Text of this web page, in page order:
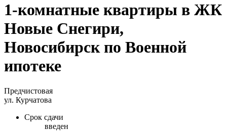
1-комнатные квартиры в ЖК
Новые Снегири,
Новосибирск по Военной
ипотеке
Предчистовая
ул. Курчатова
Срок сдачи
введен